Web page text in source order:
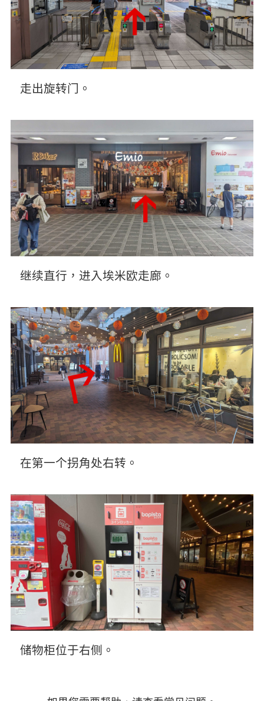
走出旋转门。
继续直行，进入埃米欧走廊。
在第一个拐角处右转。
储物柜位于右侧。